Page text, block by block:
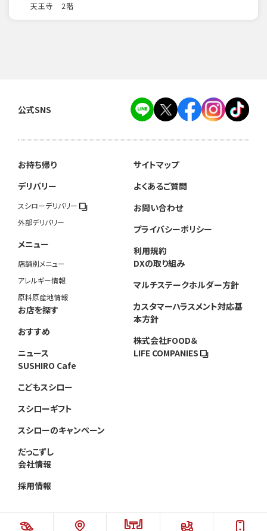
天王寺 2階
公式SNS
お持ち帰り
デリバリー
スシローデリバリー
外部デリバリー
メニュー
店舗別メニュー
アレルギー情報
原料原産地情報
お店を探す
おすすめ
ニュース
SUSHIRO Cafe
こどもスシロー
スシローギフト
スシローのキャンペーン
だっこずし
会社情報
採用情報
サイトマップ
よくあるご質問
お問い合わせ
プライバシーポリシー
利用規約
DXの取り組み
マルチステークホルダー方針
カスタマーハラスメント対応基
本方針
株式会社FOOD＆
LIFE COMPANIES